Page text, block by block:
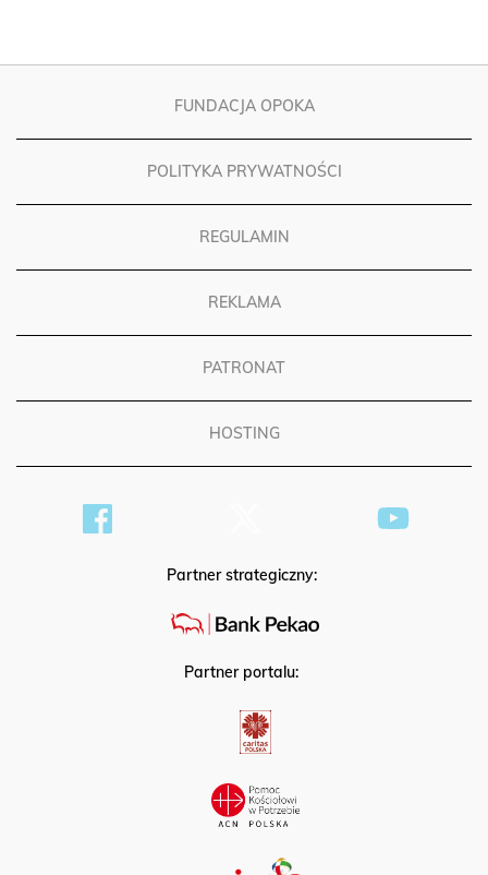
FUNDACJA OPOKA
POLITYKA PRYWATNOŚCI
REGULAMIN
REKLAMA
PATRONAT
HOSTING
Partner strategiczny:
Partner portalu: